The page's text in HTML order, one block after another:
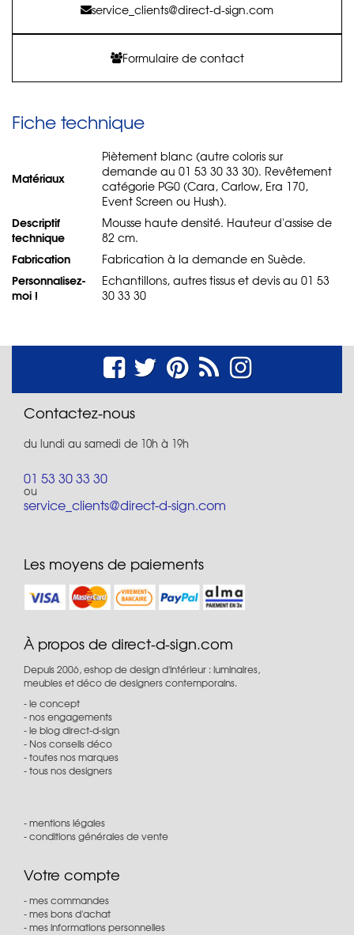
service_clients@direct-d-sign.com
Formulaire de contact
Fiche technique
Matériaux
Piètement blanc (autre coloris sur
demande au 01 53 30 33 30). Revêtement
catégorie PG0 (Cara, Carlow, Era 170,
Event Screen ou Hush).
Descriptif
technique
Mousse haute densité. Hauteur d'assise de
82 cm.
Fabrication Fabrication à la demande en Suède.
Personnalisez-
moi !
Echantillons, autres tissus et devis au 01 53
30 33 30
Contactez-nous
du lundi au samedi de 10h à 19h
01 53 30 33 30
ou
service_clients@direct-d-sign.com
Les moyens de paiements
À propos de direct-d-sign.com
Depuis 2006, eshop de design d'intérieur : luminaires,
meubles et déco de designers contemporains.
le concept
nos engagements
le blog direct-d-sign
Nos conseils déco
toutes nos marques
tous nos designers
mentions légales
conditions générales de vente
Votre compte
mes commandes
mes bons d'achat
mes informations personnelles